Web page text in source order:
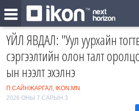
ҮЙЛ ЯВДАЛ: "Уул уурхайн
сэргээлтийн олон талт
ын нээлт эхэлнэ
П.САЙНЖАРГАЛ, IKON.MN
2026 ОНЫ 7 САРЫН 3